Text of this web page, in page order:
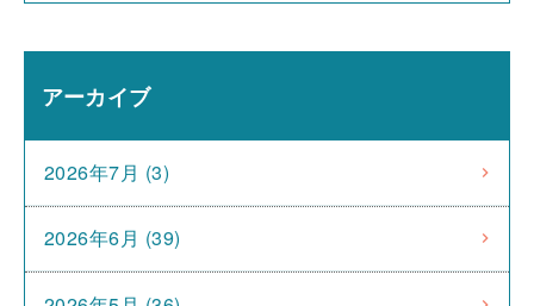
アーカイブ
2026年7月 (3)
2026年6月 (39)